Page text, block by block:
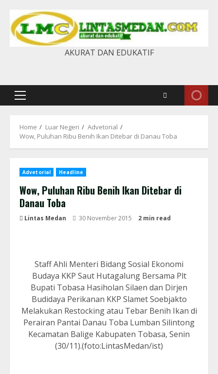
content
AKURAT DAN EDUKATIF
Primary
Home Luar Negeri
Advetorial
Wow, Puluhan Ribu Benih Ikan Ditebar di Danau Toba
Advetorial Headline
Wow, Puluhan Ribu Benih Ikan Ditebar di
Danau Toba
Lintas Medan 30 November 2015 2 min read
Staff Ahli Menteri Bidang Sosial Ekonomi
Budaya KKP Saut Hutagalung Bersama Plt
Bupati Tobasa Hasiholan Silaen dan Dirjen
Budidaya Perikanan KKP Slamet Soebjakto
Melakukan Restocking atau Tebar Benih Ikan di
Perairan Pantai Danau Toba Lumban Silintong
Kecamatan Balige Kabupaten Tobasa, Senin
(30/11).(foto:LintasMedan/ist)